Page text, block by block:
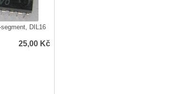
DIL16
25,00 Kč